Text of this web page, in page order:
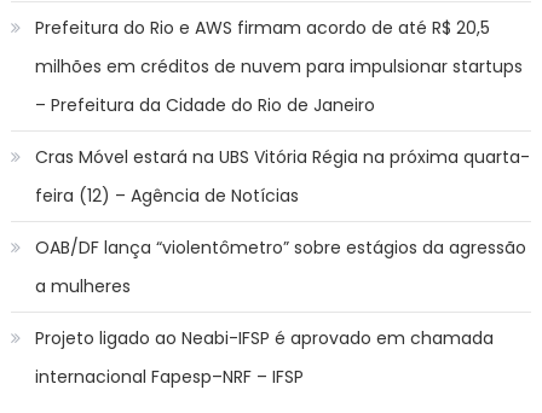
Prefeitura do Rio e AWS firmam acordo de até R$ 20,5
milhões em créditos de nuvem para impulsionar startups
– Prefeitura da Cidade do Rio de Janeiro
Cras Móvel estará na UBS Vitória Régia na próxima quarta-
feira (12) – Agência de Notícias
OAB/DF lança “violentômetro” sobre estágios da agressão
a mulheres
Projeto ligado ao Neabi-IFSP é aprovado em chamada
internacional Fapesp–NRF – IFSP